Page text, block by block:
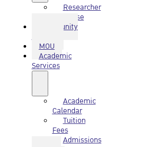
Researcher
Database
Community
Service
MOU
Academic
Services
Academic
Calendar
Tuition
Fees
Admissions